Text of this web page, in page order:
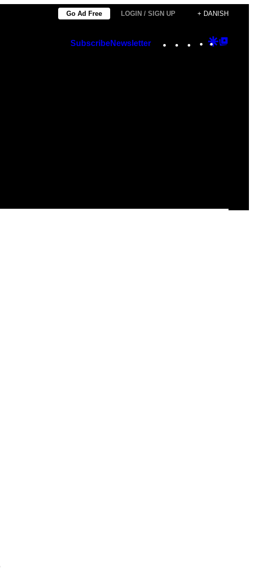
Go Ad Free LOGIN / SIGN UP + DANISH
SubscribeNewsletter Instagram
TikTok
YouTube
Google